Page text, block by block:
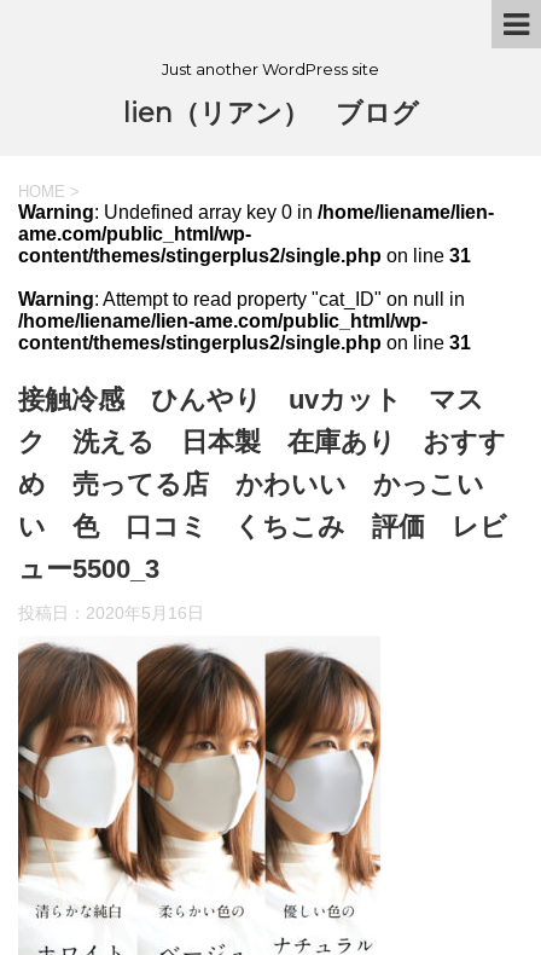
Just another WordPress site
lien（リアン） ブログ
HOME >
Warning: Undefined array key 0 in /home/liename/lien-
ame.com/public_html/wp-
content/themes/stingerplus2/single.php on line 31
Warning: Attempt to read property "cat_ID" on null in
/home/liename/lien-ame.com/public_html/wp-
content/themes/stingerplus2/single.php on line 31
接触冷感 ひんやり uvカット マス
ク 洗える 日本製 在庫あり おすす
め 売ってる店 かわいい かっこい
い 色 口コミ くちこみ 評価 レビ
ュー5500_3
投稿日： 2020年5月16日